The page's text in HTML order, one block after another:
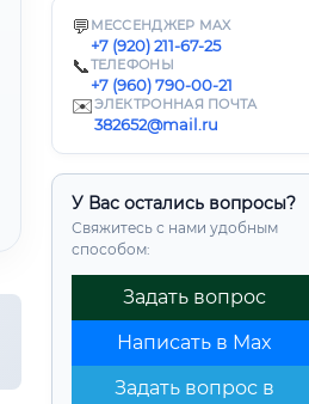
💬 МЕССЕНДЖЕР MAX
+7 (920) 211-67-25
📞ТЕЛЕФОНЫ
+7 (960) 790-00-21
✉️ЭЛЕКТРОННАЯ ПОЧТА
382652@mail.ru
У Вас остались вопросы?
Свяжитесь с нами удобным
способом:
Задать вопрос
Написать в Max
Задать вопрос в